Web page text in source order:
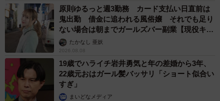
原則ゆるっと週3勤務 カード支払い日直前は
鬼出勤 借金に追われる風俗嬢 それでも足り
ない場合は朝までガールズバー副業【現役キャ
ストに取材】
たかなし 亜妖
2026.08.08
19歳でハライチ岩井勇気と年の差婚から3年、
22歳元おはガール髪バッサリ「ショート似合い
すぎ」
まいどなメディア